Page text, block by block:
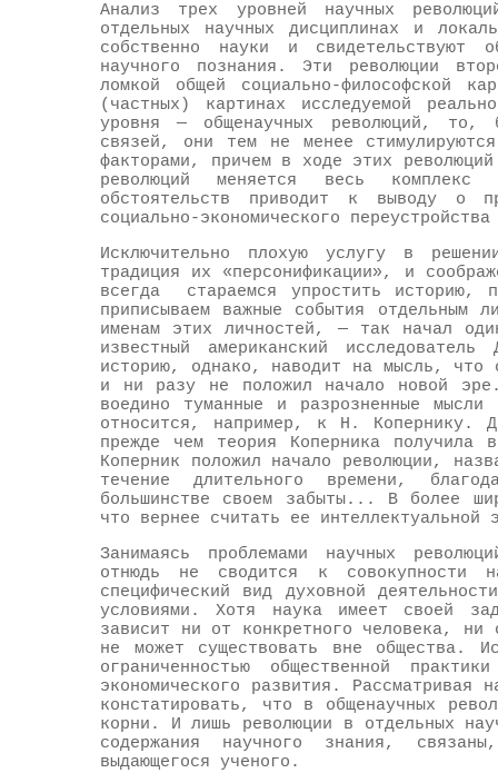
Анализ трех уровней научных
отдельных научных дисциплинах и
собственно науки и свидетельствуют
научного познания. Эти революции
ломкой общей социально-философской
(частных) картинах исследуемой
уровня — общенаучных революций, то,
связей, они тем не менее стимулируются
факторами, причем в ходе этих
революций меняется весь комплекс
обстоятельств приводит к выводу о
социально-экономического
Исключительно плохую услугу в
традиция их «персонификации», и
всегда стараемся упростить историю,
приписываем важные события отдельным
именам этих личностей, — так начал
известный американский
историю, однако, наводит на мысль, что
и ни разу не положил начало новой
воедино туманные и разрозненные
относится, например, к Н. Копернику.
прежде чем теория Коперника
Коперник положил начало революции,
течение длительного времени,
большинстве своем забыты... В более
что вернее считать ее
Занимаясь проблемами научных
отнюдь не сводится к
специфический вид духовной
условиями. Хотя наука имеет своей
зависит ни от конкретного человека,
не может существовать вне общества.
ограниченностью общественной
экономического развития. Рассматривая
констатировать, что в общенаучных
корни. И лишь революции в отдельных
содержания научного знания,
выдающегося ученого.